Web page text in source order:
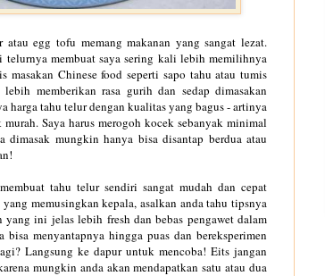
egg tofu memang makanan yang sangat lezat.
telurnya membuat saya sering kali lebih memilihnya
Chinese food seperti sapo tahu atau tumis
memberikan rasa gurih dan sedap dimasakan
harga tahu telur dengan kualitas yang bagus - artinya
Saya harus merogoh kocek sebanyak minimal
mungkin hanya bisa disantap berdua atau
tahu telur sendiri sangat mudah dan cepat
memusingkan kepala, asalkan anda tahu tipsnya
ini jelas lebih fresh dan bebas pengawet dalam
menyantapnya hingga puas dan bereksperimen
Langsung ke dapur untuk mencoba! Eits jangan
mungkin anda akan mendapatkan satu atau dua